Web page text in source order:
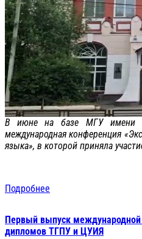
В июне на базе МГУ имени
международная конференция
языка», в которой приняла
Подробнее
Первый выпуск
дипломов ТГПУ и ЦУИЯ